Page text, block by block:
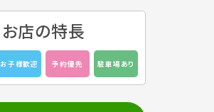
お店の特長
お子様歓迎 予約優先 駐車場あり